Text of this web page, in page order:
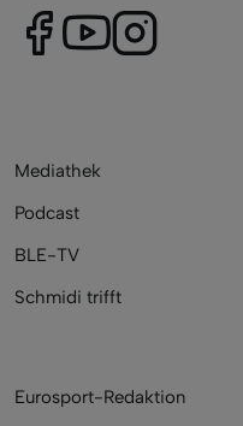
Mediathek
Podcast
BLE-TV
Schmidi trifft
Eurosport-Redaktion